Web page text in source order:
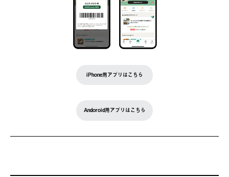
iPhone用アプリはこちら
Andoroid用アプリはこちら